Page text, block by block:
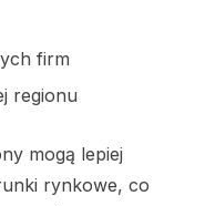
firm
regionu
mogą lepiej
rynkowe, co